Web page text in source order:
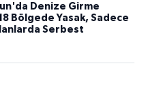
Denize Girme
Bölgede Yasak, Sadece
Serbest